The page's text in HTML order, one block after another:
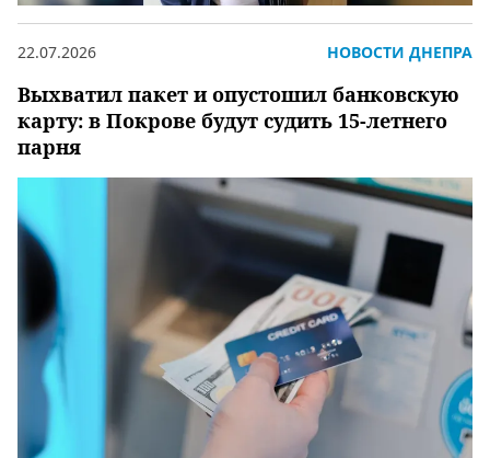
Выхватил пакет и опустошил банковскую
карту: в Покрове будут судить 15-летнего
парня
22.07.2026 НОВОСТИ ДНЕПРА